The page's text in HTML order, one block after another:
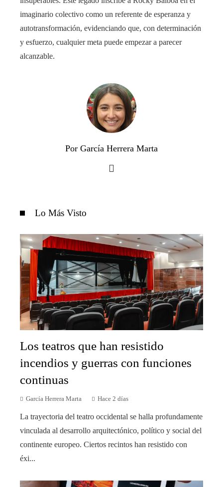
imaginario colectivo como un referente de esperanza y
autotransformación, evidenciando que, con determinación
y esfuerzo, cualquier meta puede empezar a parecer
alcanzable.
Por García Herrera Marta
Lo Más Visto
Los teatros que han resistido
incendios y guerras con funciones
continuas
García Herrera Marta Hace 2 días
La trayectoria del teatro occidental se halla profundamente
vinculada al desarrollo arquitectónico, político y social del
continente europeo. Ciertos recintos han resistido con
éxi...